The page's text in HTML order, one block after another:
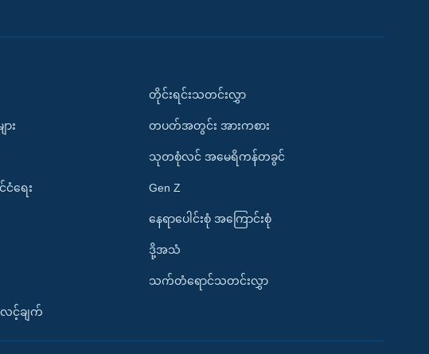
း
ရေး
လင့်ချက်
တိုင်းရင်းသတင်းလွှာ
တပတ်အတွင်း အားကစား
သုတစုံလင် အမေရိကန်တခွင်
Gen Z
နေရာပေါင်းစုံ အကြောင်းစုံ
ဒို့အသံ
သက်တံရောင်သတင်းလွှာ